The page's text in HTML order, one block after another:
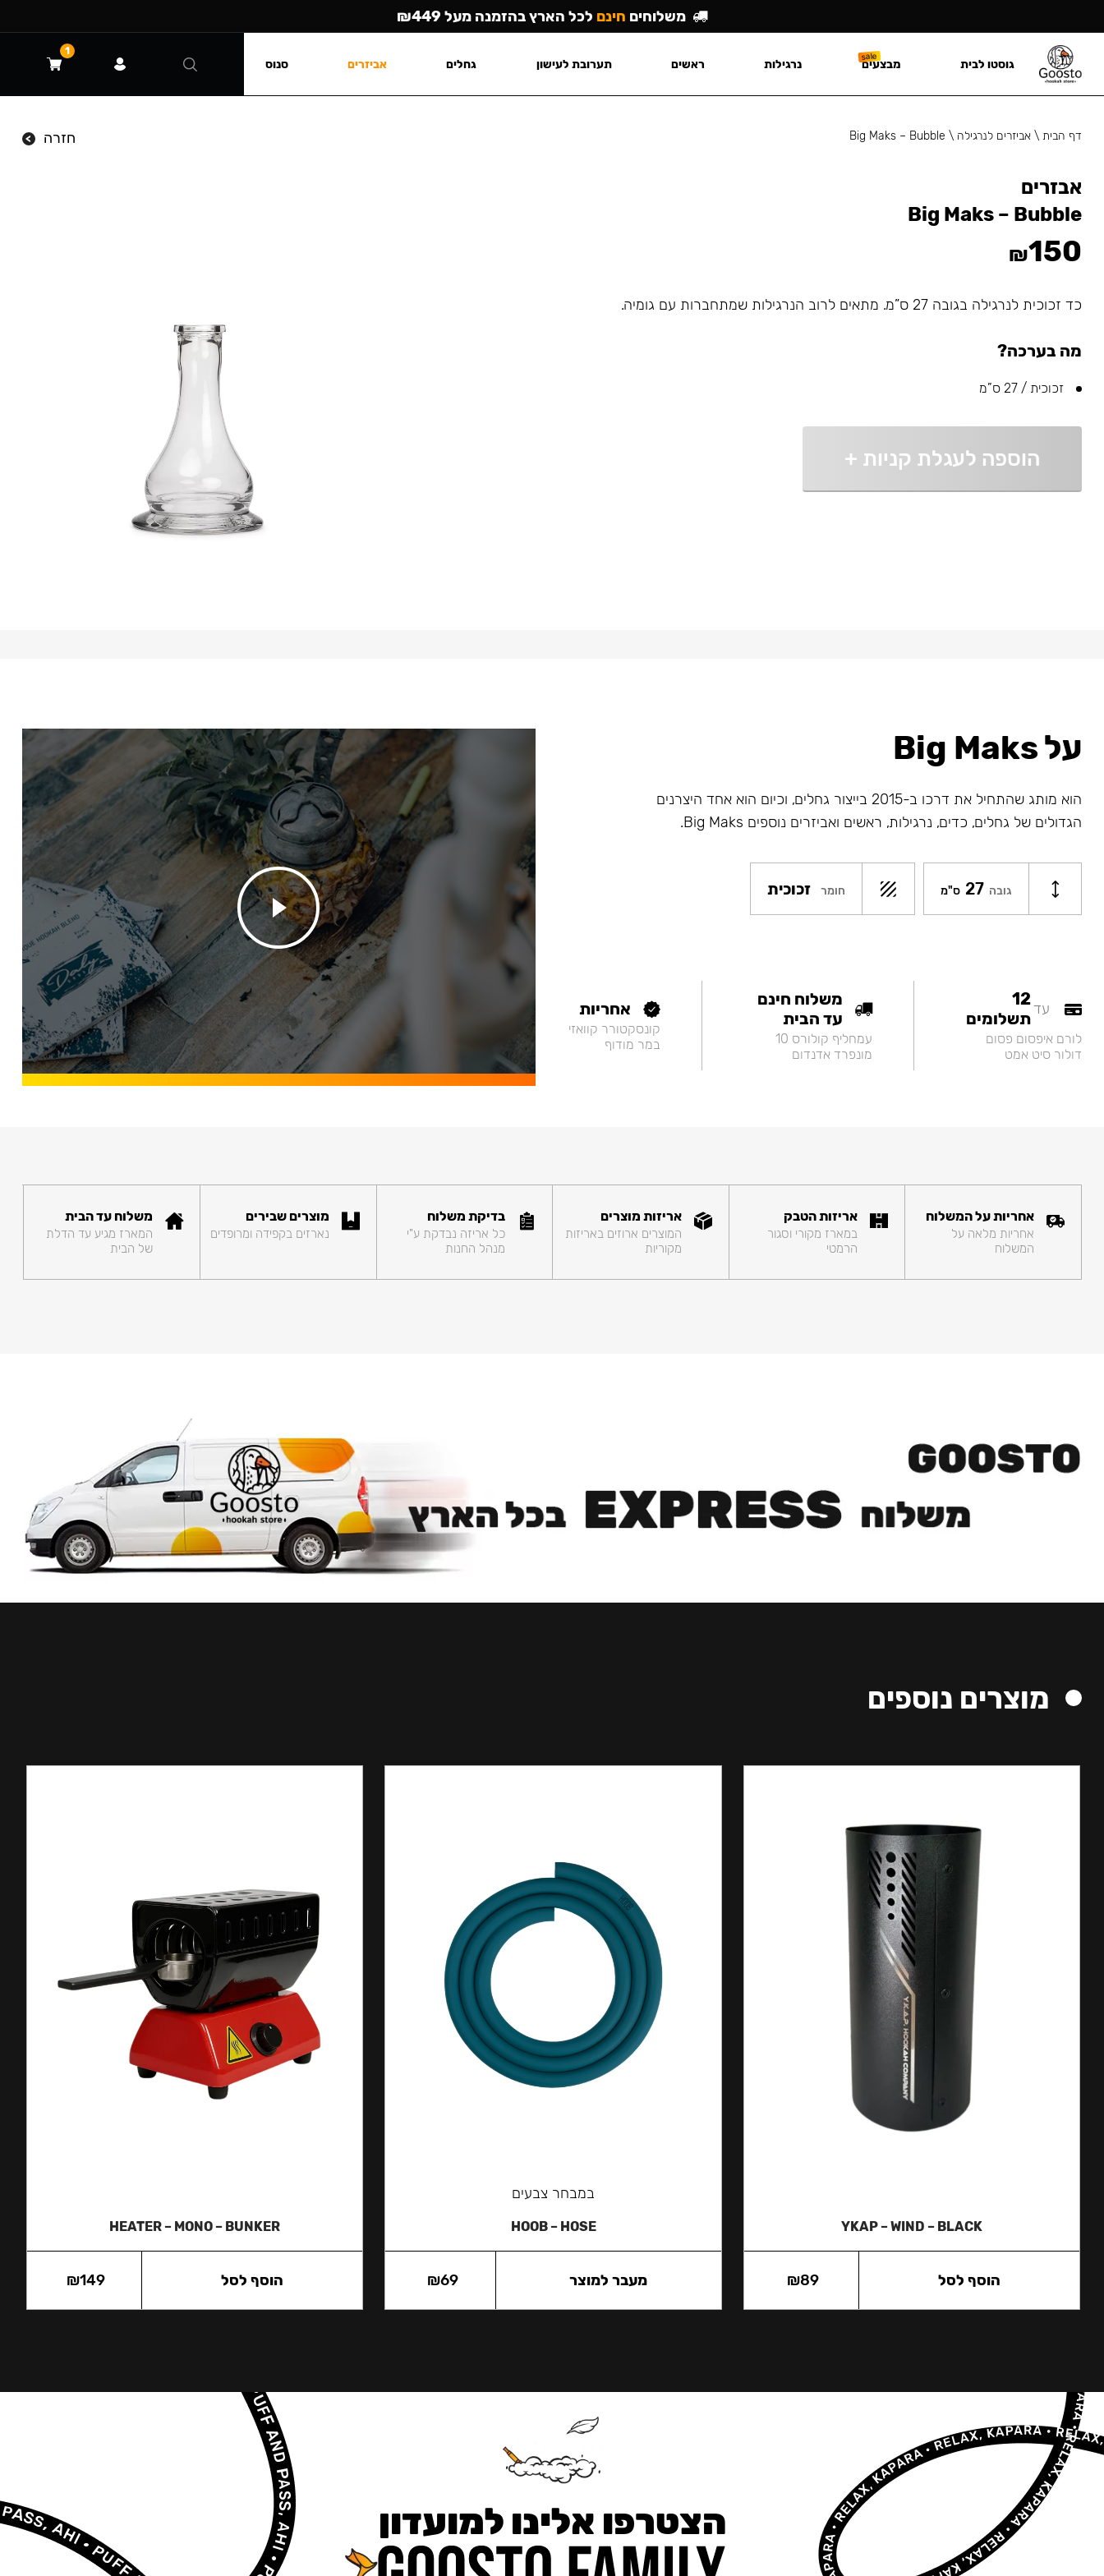
דף הבית\ אביזרים לנרגילה \
Big Maks – Bubble חזרה
אבזרים
Big Maks – Bubble
₪150
כד זכוכית לנרגילה בגובה 27 ס”מ. מתאים לרוב הנרגילות שמתחברות עם גומיה.
מה בערכה?
זכוכית / 27 ס”מ
הוספה לעגלת קניות +
על Big Maks
הוא מותג שהתחיל את דרכו ב-2015 בייצור גחלים, וכיום הוא אחד היצרנים
הגדולים של גחלים, כדים, נרגילות, ראשים ואביזרים נוספים Big Maks.
גובה 27 ס"מ חומר זכוכית
עד12
תשלומים
לורם איפסום פסום
דולור סיט אמט
משלוח חינם
עד הבית
עמחליף קולורס 10
מונפרד אדנדום
אחריות
קונסקטורר קוואזי
במר מודוף
אחריות על המשלוח
אחריות מלאה על
המשלוח
אריזות הטבק
במארז מקורי וסגור
הרמטי
אריזות מוצרים
המוצרים ארוזים באריזות
מקוריות
בדיקת משלוח
כל אריזה נבדקת ע"י
מנהל החנות
מוצרים שבירים
נארזים בקפידה ומרופדים
משלוח עד הבית
המארז מגיע עד הדלת
של הבית
מוצרים נוספים
YKAP – WIND – BLACK
₪89 הוסף לסל
במבחר צבעים
HOOB – HOSE
₪69 מעבר למוצר
HEATER – MONO – BUNKER
₪149 הוסף לסל
הצטרפו אלינו למועדון
משלוחים חינם לכל הארץ בהזמנה מעל ₪449
גוסטו לבית מבצעים נרגילות ראשים תערובת לעישון גחלים אביזרים סנוס
1